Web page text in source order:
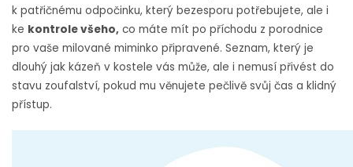
k patřičnému odpočinku, který bezesporu potřebujete, ale i
ke kontrole všeho, co máte mít po příchodu z porodnice
pro vaše milované miminko připravené. Seznam, který je
dlouhý jak kázeň v kostele vás může, ale i nemusí přivést do
stavu zoufalství, pokud mu věnujete pečlivě svůj čas a klidný
přístup.